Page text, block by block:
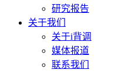
研究报告
关于我们
关于i背调
媒体报道
联系我们